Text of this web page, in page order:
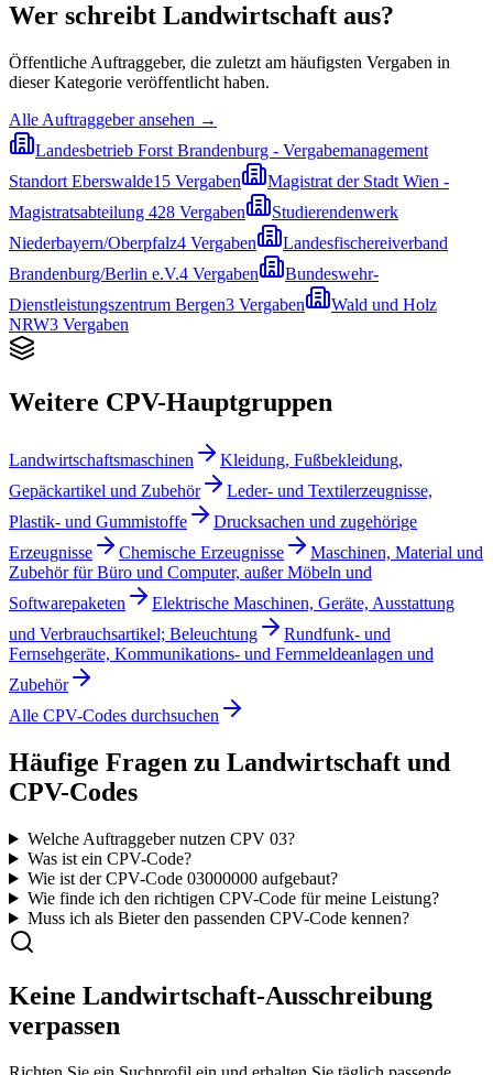
Wer schreibt Landwirtschaft aus?
Öffentliche Auftraggeber, die zuletzt am häufigsten Vergaben in
dieser Kategorie veröffentlicht haben.
Alle Auftraggeber ansehen →
Landesbetrieb Forst Brandenburg - Vergabemanagement
Standort Eberswalde15 Vergaben
Magistrat der Stadt Wien -
Magistratsabteilung 428 Vergaben
Studierendenwerk
Niederbayern/Oberpfalz4 Vergaben
Landesfischereiverband
Brandenburg/Berlin e.V.4 Vergaben
Bundeswehr-
Dienstleistungszentrum Bergen3 Vergaben
Wald und Holz
NRW3 Vergaben
Weitere CPV-Hauptgruppen
Landwirtschaftsmaschinen
Kleidung, Fußbekleidung,
Gepäckartikel und Zubehör
Leder- und Textilerzeugnisse,
Plastik- und Gummistoffe
Drucksachen und zugehörige
Erzeugnisse
Chemische Erzeugnisse
Maschinen, Material und
Zubehör für Büro und Computer, außer Möbeln und
Softwarepaketen
Elektrische Maschinen, Geräte, Ausstattung
und Verbrauchsartikel; Beleuchtung
Rundfunk- und
Fernsehgeräte, Kommunikations- und Fernmeldeanlagen und
Zubehör
Alle CPV-Codes durchsuchen
Häufige Fragen zu Landwirtschaft und
CPV-Codes
Welche Auftraggeber nutzen CPV 03?
Was ist ein CPV-Code?
Wie ist der CPV-Code 03000000aufgebaut?
Wie finde ich den richtigen CPV-Code für meine Leistung?
Muss ich als Bieter den passenden CPV-Code kennen?
Keine Landwirtschaft-Ausschreibung
verpassen